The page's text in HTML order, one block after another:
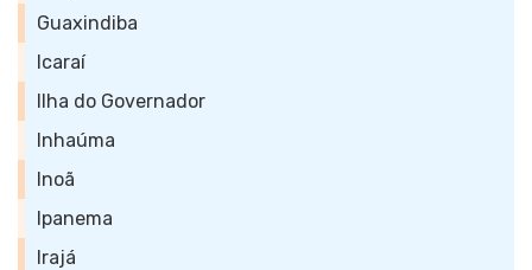
Guaxindiba
Icaraí
Ilha do Governador
Inhaúma
Inoã
Ipanema
Irajá